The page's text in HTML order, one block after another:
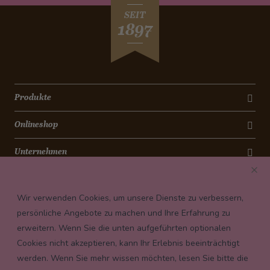
SEIT
1897
Produkte
Onlineshop
Unternehmen
Payment conditions
Wir verwenden Cookies, um unsere Dienste zu verbessern,
persönliche Angebote zu machen und Ihre Erfahrung zu
erweitern. Wenn Sie die unten aufgeführten optionalen
Cookies nicht akzeptieren, kann Ihr Erlebnis beeinträchtigt
werden. Wenn Sie mehr wissen möchten, lesen Sie bitte die